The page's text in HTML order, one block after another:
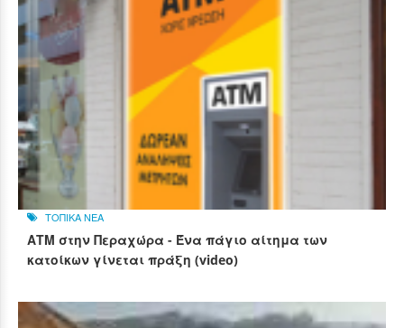
ΤΟΠΙΚΑ ΝΕΑ
ΑΤΜ στην Περαχώρα - Ένα πάγιο αίτημα των
κατοίκων γίνεται πράξη (video)